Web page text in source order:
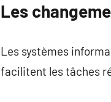
Les
Les systèmes
facilitent les tâches